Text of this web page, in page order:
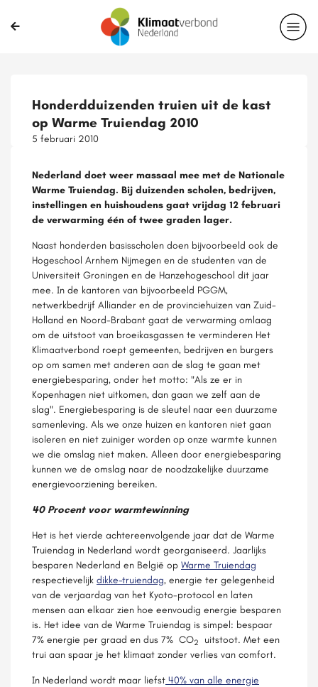
Honderdduizenden truien uit de kast
op Warme Truiendag 2010
5 februari 2010
Nederland doet weer massaal mee met de Nationale
Warme Truiendag. Bij duizenden scholen, bedrijven,
instellingen en huishoudens gaat vrijdag 12 februari
de verwarming één of twee graden lager.
Naast honderden basisscholen doen bijvoorbeeld ook de
Hogeschool Arnhem Nijmegen en de studenten van de
Universiteit Groningen en de Hanzehogeschool dit jaar
mee. In de kantoren van bijvoorbeeld PGGM,
netwerkbedrijf Alliander en de provinciehuizen van Zuid-
Holland en Noord-Brabant gaat de verwarming omlaag
om de uitstoot van broeikasgassen te verminderen Het
Klimaatverbond roept gemeenten, bedrijven en burgers
op om samen met anderen aan de slag te gaan met
energiebesparing, onder het motto: "Als ze er in
Kopenhagen niet uitkomen, dan gaan we zelf aan de
slag". Energiebesparing is de sleutel naar een duurzame
samenleving. Als we onze huizen en kantoren niet gaan
isoleren en niet zuiniger worden op onze warmte kunnen
we die omslag niet maken. Alleen door energiebesparing
kunnen we de omslag naar de noodzakelijke duurzame
energievoorziening bereiken.
40 Procent voor warmtewinning
Het is het vierde achtereenvolgende jaar dat de Warme
Truiendag in Nederland wordt georganiseerd. Jaarlijks
besparen Nederland en België op Warme Truiendag
respectievelijk dikke-truiendag, energie ter gelegenheid
van de verjaardag van het Kyoto-protocol en laten
mensen aan elkaar zien hoe eenvoudig energie besparen
is. Het idee van de Warme Truiendag is simpel: bespaar
7% energie per graad en dus 7% CO2
uitstoot. Met een
trui aan spaar je het klimaat zonder verlies van comfort.
In Nederland wordt maar liefst 40% van alle energie